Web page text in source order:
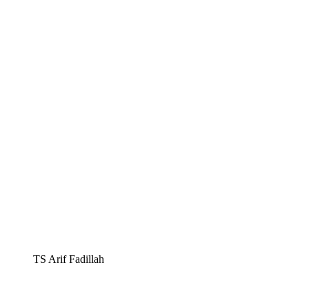
TS Arif Fadillah